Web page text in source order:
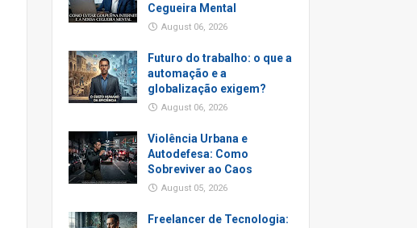
Cegueira Mental
August 06, 2026
Futuro do trabalho: o que a
automação e a
globalização exigem?
August 06, 2026
Violência Urbana e
Autodefesa: Como
Sobreviver ao Caos
August 05, 2026
Freelancer de Tecnologia: